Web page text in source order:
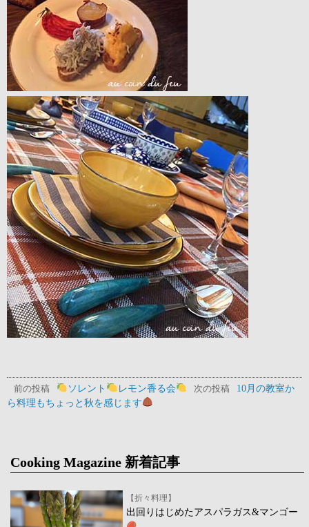
前の投稿 ソレント レモン香る会 次の投稿
10月の教室か
ら料理もちょっと秋を感じます
Cooking Magazine 新着記事
【折々料理】
出回りはじめたアスパラガス&マンゴー